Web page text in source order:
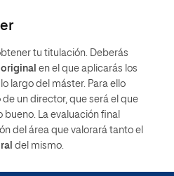
tu titulación. Deberás
en el que aplicarás los
largo del máster. Para ello
un director, que será el que
La evaluación final
del área que valorará tanto el
del mismo.